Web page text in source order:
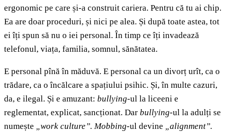
ergonomic pe care și-a construit cariera. Pentru că tu ai chip.
Ea are doar proceduri, și nici pe alea. Și după toate astea, tot
ei îți spun să nu o iei personal. În timp ce îți invadează
telefonul, viața, familia, somnul, sănătatea.
E personal pînă în măduvă. E personal ca un divorț urît, ca o
trădare, ca o încălcare a spațiului psihic. Și, în multe cazuri,
da, e ilegal. Și e amuzant: bullying-ul la liceeni e
reglementat, explicat, sancționat. Dar bullying-ul la adulți se
numește „work culture”. Mobbing-ul devine „alignment”.